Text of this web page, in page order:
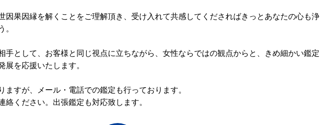
因果因縁を解くことをご理解頂き、受け入れて共感してくださればきっとあなたの心も浄
。
手として、お客様と同じ視点に立ちながら、女性ならではの観点からと、きめ細かい鑑定
展を応援いたします。
ますが、メール・電話での鑑定も行っております。
絡ください。出張鑑定も対応致します。